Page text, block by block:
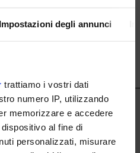
Impostazioni degli annunci
trattiamo i vostri dati
numero IP, utilizzando
memorizzare e accedere
al fine di
personalizzati, misurare